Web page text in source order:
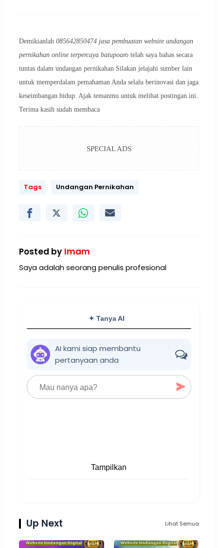
Demikianlah 085642850474 jasa pembuatan website undangan
pernikahan online terpercaya batupoarotelah saya bahas secara
tuntas dalam undangan pernikahan Silakan jelajahi sumber lain
untuk memperdalam pemahaman Anda selalu berinovasi dan jaga
keseimbangan hidup. Ajak temanmu untuk melihat postingan ini.
Terima kasih sudah membaca
SPECIAL ADS
Tags Undangan Pernikahan
Posted by Imam
Saya adalah seorang penulis profesional
✦ Tanya AI
AI kami siap membantu
pertanyaan anda
Tampilkan
Up Next Lihat Semua